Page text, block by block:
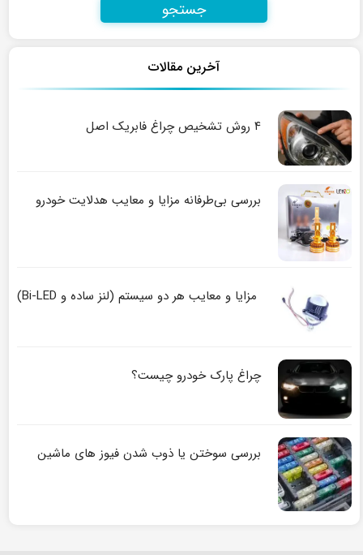
آخرین مقالات
۴ روش تشخیص چراغ فابریک اصل
بررسی بی‌طرفانه مزایا و معایب هدلایت خودرو
مزایا و معایب هر دو سیستم (لنز ساده و Bi-LED)
چراغ پارک خودرو چیست؟
بررسی سوختن یا ذوب شدن فیوز های ماشین